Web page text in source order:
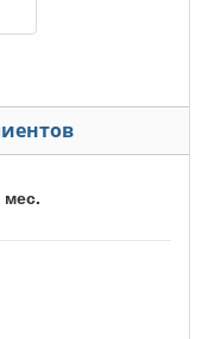
мес.